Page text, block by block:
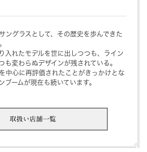
ングラスとして、その歴史を歩んできた
入れたモデルを世に出しつつも、ライン
も変わらぬデザインが残されている。
中心に再評価されたことがきっかけとな
ブームが現在も続いています。
取扱い店舗一覧